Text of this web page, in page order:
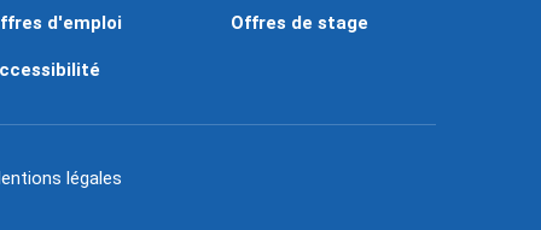
d'emploi Offres de stage
légales